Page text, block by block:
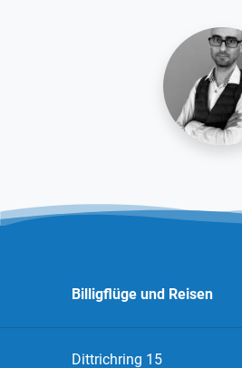
Billigflüge und Reisen
Dittrichring 15